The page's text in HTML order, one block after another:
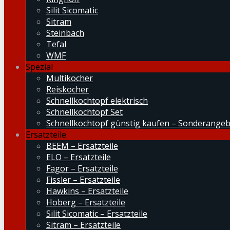
Silit Sicomatic
Sitram
Steinbach
Tefal
WMF
Spezial
Multikocher
Reiskocher
Schnellkochtopf elektrisch
Schnellkochtopf Set
Schnellkochtopf günstig kaufen –
Ersatzteile
BEEM – Ersatzteile
ELO – Ersatzteile
Fagor – Ersatzteile
Fissler – Ersatzteile
Hawkins – Ersatzteile
Hoberg – Ersatzteile
Silit Sicomatic – Ersatzteile
Sitram – Ersatzteile